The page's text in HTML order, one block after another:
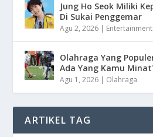
Jung Ho Seok Miliki
Di Sukai Penggemar
Agu 2, 2026 | Entertainment
Olahraga Yang
Ada Yang Kamu
Agu 1, 2026 | Olahraga
ARTIKEL TAG